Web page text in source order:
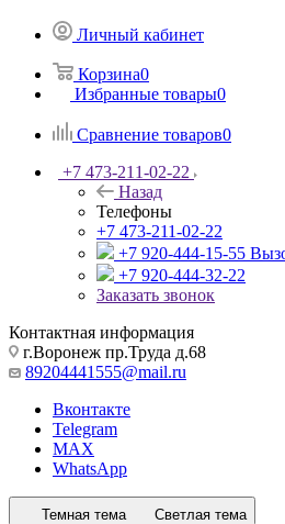
Личный кабинет
Корзина0
Избранные товары0
Сравнение товаров0
+7 473-211-02-22
Назад
Телефоны
+7 473-211-02-22
+7 920-444-15-55
+7 920-444-32-22
Заказать звонок
Контактная информация
г.Воронеж пр.Труда д.68
89204441555@mail.ru
Вконтакте
Telegram
MAX
WhatsApp
Темная тема Светлая тема